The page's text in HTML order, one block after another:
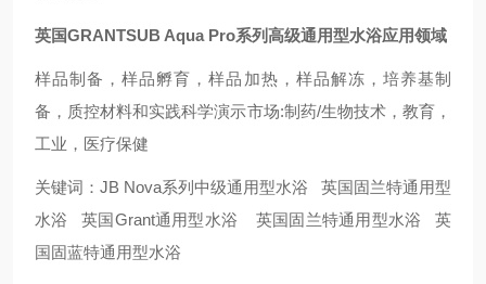
英国GRANTSUB Aqua Pro系列高级通用型水浴应用领域
样品制备，样品孵育，样品加热，样品解冻，培养基制
备，质控材料和实践科学演示市场:制药/生物技术，教育，
工业，医疗保健
关键词： JB Nova系列中级通用型水浴 英国固兰特通用型
水浴
英国Grant通用型水浴 英国固兰特通用型水浴
英
国固蓝特通用型水浴